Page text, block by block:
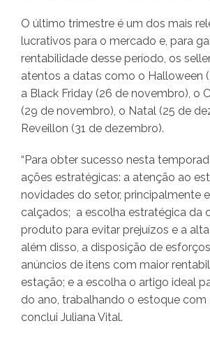
O último trimestre é um dos mais
lucrativos para o mercado e, para
rentabilidade desse período, os
atentos a datas como o Halloween
a Black Friday (26 de novembro), o
(29 de novembro), o Natal (25 de
Reveillon (31 de dezembro).
“Para obter sucesso nesta
ações estratégicas: a atenção ao
novidades do setor, principalmente
calçados; a escolha estratégica da
produto para evitar prejuízos e a
além disso, a disposição de
anúncios de itens com maior
estação; e a escolha o artigo ideal
do ano, trabalhando o estoque com
conclui Juliana Vital.